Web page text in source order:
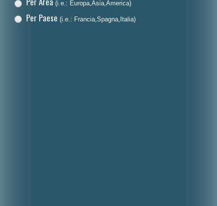
Dansk
(i.e.: Europa,Asia,America)
Per Paese (i.e.: Francia,Spagna,Italia)